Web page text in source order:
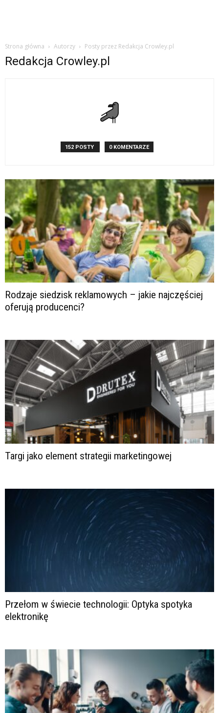
Strona główna Autorzy Posty przez Redakcja Crowley.pl
Redakcja Crowley.pl
152 POSTY 0 KOMENTARZE
Rodzaje siedzisk reklamowych – jakie najczęściej
oferują producenci?
Targi jako element strategii marketingowej
Przełom w świecie technologii: Optyka spotyka
elektronikę